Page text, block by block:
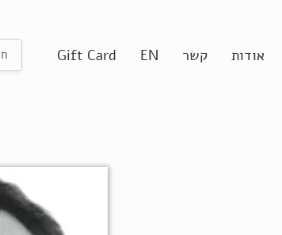
אודות קשר EN
Gift Card